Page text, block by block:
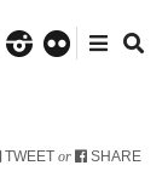
TWEET or SHARE